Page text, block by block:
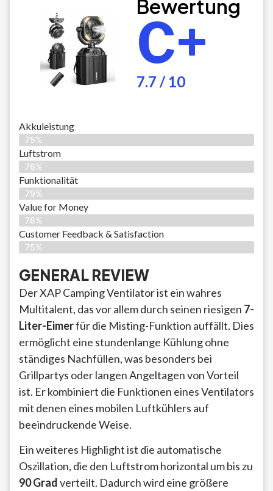
Bewertung
C+
7.7 / 10
Akkuleistung
75%
Luftstrom
76%
Funktionalität
79%
Value for Money
78%
Customer Feedback & Satisfaction​
75%
GENERAL REVIEW
Der XAP Camping Ventilator ist ein wahres
Multitalent, das vor allem durch seinen riesigen 7-
Liter-Eimerfür die Misting-Funktion auffällt. Dies
ermöglicht eine stundenlange Kühlung ohne
ständiges Nachfüllen, was besonders bei
Grillpartys oder langen Angeltagen von Vorteil
ist. Er kombiniert die Funktionen eines Ventilators
mit denen eines mobilen Luftkühlers auf
beeindruckende Weise.
Ein weiteres Highlight ist die automatische
Oszillation, die den Luftstrom horizontal um bis zu
90 Gradverteilt. Dadurch wird eine größere